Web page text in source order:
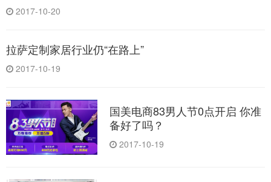
2017-10-20
拉萨定制家居行业仍“在路上”
2017-10-19
国美电商83男人节0点开启 你准
备好了吗？
2017-10-19